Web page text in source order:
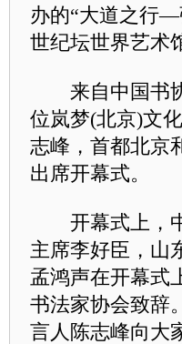
办的“大道之行—
世纪坛世界艺术
来自中国书协
位岚梦(北京)文
志峰，首都北京
出席开幕式。
开幕式上，中
主席李好臣，山
孟鸿声在开幕式
书法家协会致辞
言人陈志峰向大